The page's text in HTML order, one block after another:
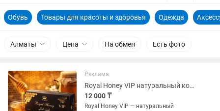
Обувь Товары для красоты и здоровья Одежда
Алматы Цена На обмен Есть фото
Реклама
Royal Honey VIP натуральный королевский мёд для потенции и мужской силы
12 000 ₸
Royal Honey VIP — натуральный